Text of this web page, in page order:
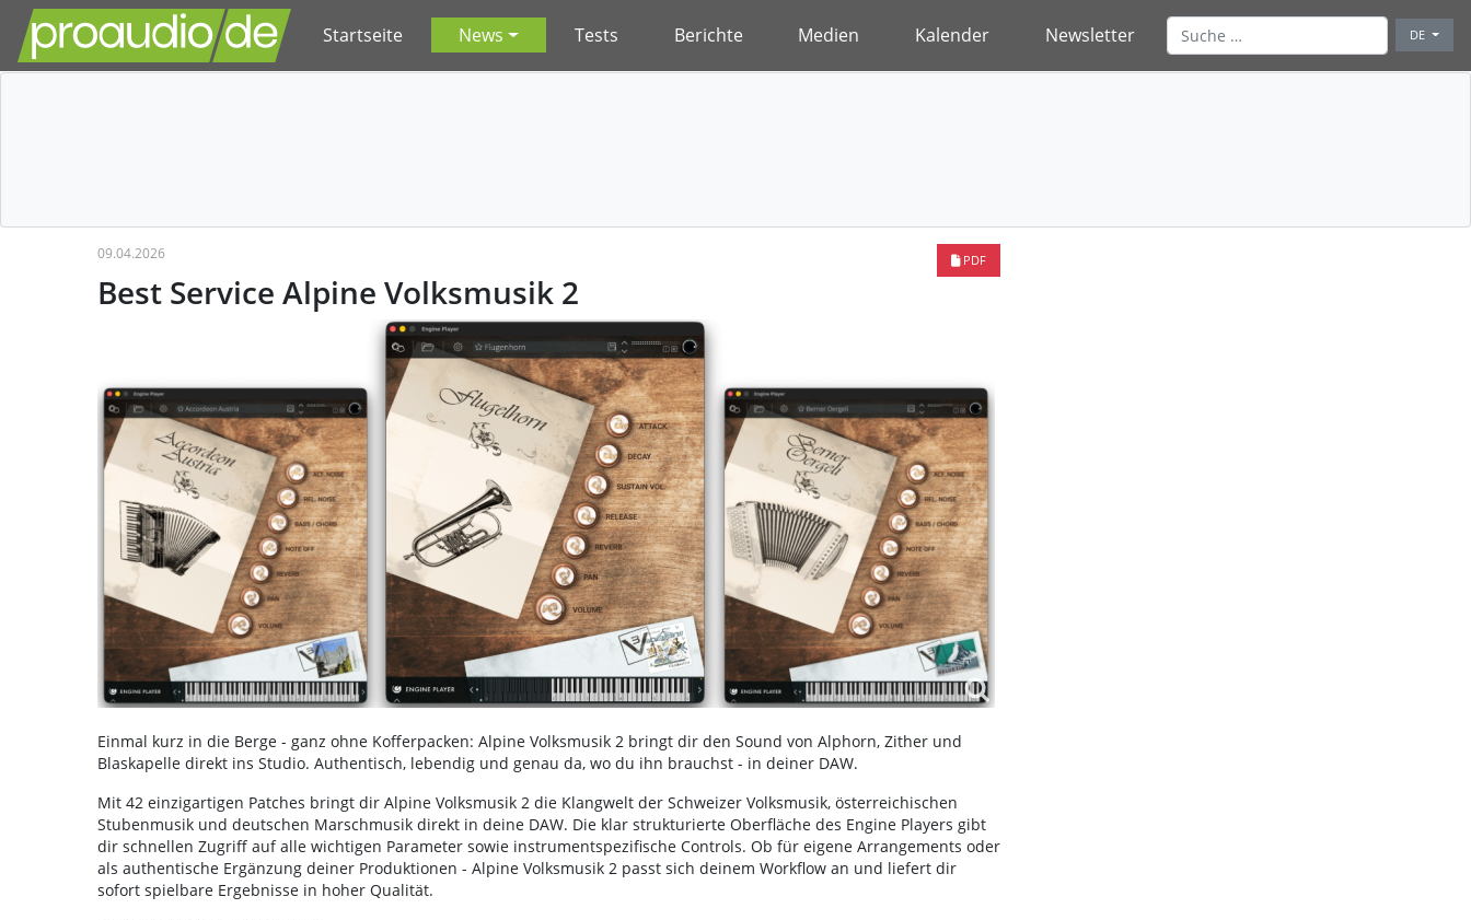
Startseite News Tests Berichte Medien Kalender Newsletter DE
PDF
09.04.2026
Best Service Alpine Volksmusik 2
Einmal kurz in die Berge - ganz ohne Kofferpacken: Alpine Volksmusik 2 bringt dir den Sound von Alphorn, Zither und
Blaskapelle direkt ins Studio. Authentisch, lebendig und genau da, wo du ihn brauchst - in deiner DAW.
Mit 42 einzigartigen Patches bringt dir Alpine Volksmusik 2 die Klangwelt der Schweizer Volksmusik, österreichischen
Stubenmusik und deutschen Marschmusik direkt in deine DAW. Die klar strukturierte Oberfläche des Engine Players gibt
dir schnellen Zugriff auf alle wichtigen Parameter sowie instrumentspezifische Controls. Ob für eigene Arrangements oder
als authentische Ergänzung deiner Produktionen - Alpine Volksmusik 2 passt sich deinem Workflow an und liefert dir
sofort spielbare Ergebnisse in hoher Qualität.